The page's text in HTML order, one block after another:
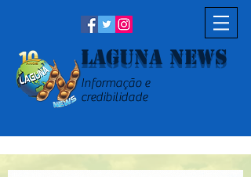
Laguna News
Informação e
credibilidade